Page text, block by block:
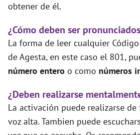
obtener de él.
¿Cómo deben ser
La forma de leer cualquier
de Agesta, en este caso el 801,
número entero o como números
¿Deben realizarse
La activación puede realizarse
voz alta. Tambien puede